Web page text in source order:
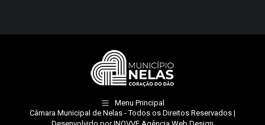
Menu Principal
Câmara Municipal de Nelas - Todos os Direitos Reservados |